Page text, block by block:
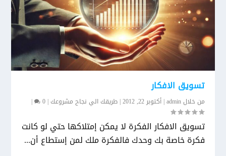
تسويق الافكار
من خلالadmin
|أكتوبر 22, 2012 |طريقك الي نجاح مشروعك|
0
|
تسويق الافكار الفكرة لا يمكن إمتلاكها حتي لو كانت
فكرة خاصة بك وحدك فالفكرة ملك لمن إستطاع أن...